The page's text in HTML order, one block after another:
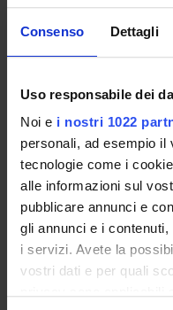
Consenso Dettagli
Uso responsabile dei
Noi e i nostri 1022
personali, ad esempio il
tecnologie come i
alle informazioni sul
pubblicare annunci e
gli annunci e i
i servizi. Avete la
vostri dati e per quali
all'insegnamento Storia
OFFERTA FORMATIVA
CORSI DI STUDIO
DOTTORATI DI
SUPERIORE
Contatti
Persone